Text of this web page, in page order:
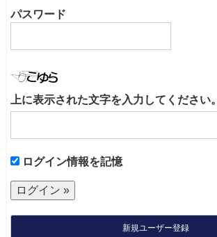
パスワード
上に表示された文字を入力してください。
ログイン情報を記憶
新規ユーザー登録